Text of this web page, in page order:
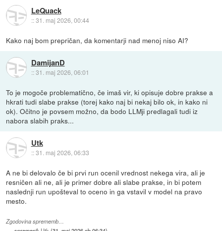
LeQuack
::31. maj 2026, 00:44
Kako naj bom prepričan, da komentarji nad menoj niso AI?
DamijanD
::31. maj 2026, 06:01
To je mogoče problematično, če imaš vir, ki opisuje dobre prakse a
hkrati tudi slabe prakse (torej kako naj bi nekaj bilo ok, in kako ni
ok). Očitno je povsem možno, da bodo LLMji predlagali tudi iz
nabora slabih praks...
Utk
::31. maj 2026, 06:33
A ne bi delovalo če bi prvi run ocenil vrednost nekega vira, ali je
resničen ali ne, ali je primer dobre ali slabe prakse, in bi potem
naslednji run upošteval to oceno in ga vstavil v model na pravo
mesto.
Zgodovina sprememb…